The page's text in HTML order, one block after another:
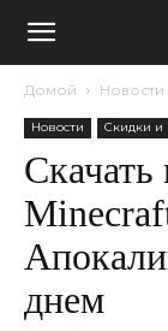
Домой Новости
Новости Скидки и
днем